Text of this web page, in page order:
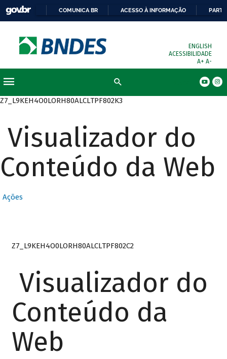
COMUNICA BR ACESSO À INFORMAÇÃO
ENGLISH
ACESSIBILIDADE
A+ A-
Z7_L9KEH4O0LORH80ALCLTPF802K3
Visualizador do
Conteúdo da Web
Ações
Z7_L9KEH4O0LORH80ALCLTPF802C2
Visualizador do
Conteúdo da
Web